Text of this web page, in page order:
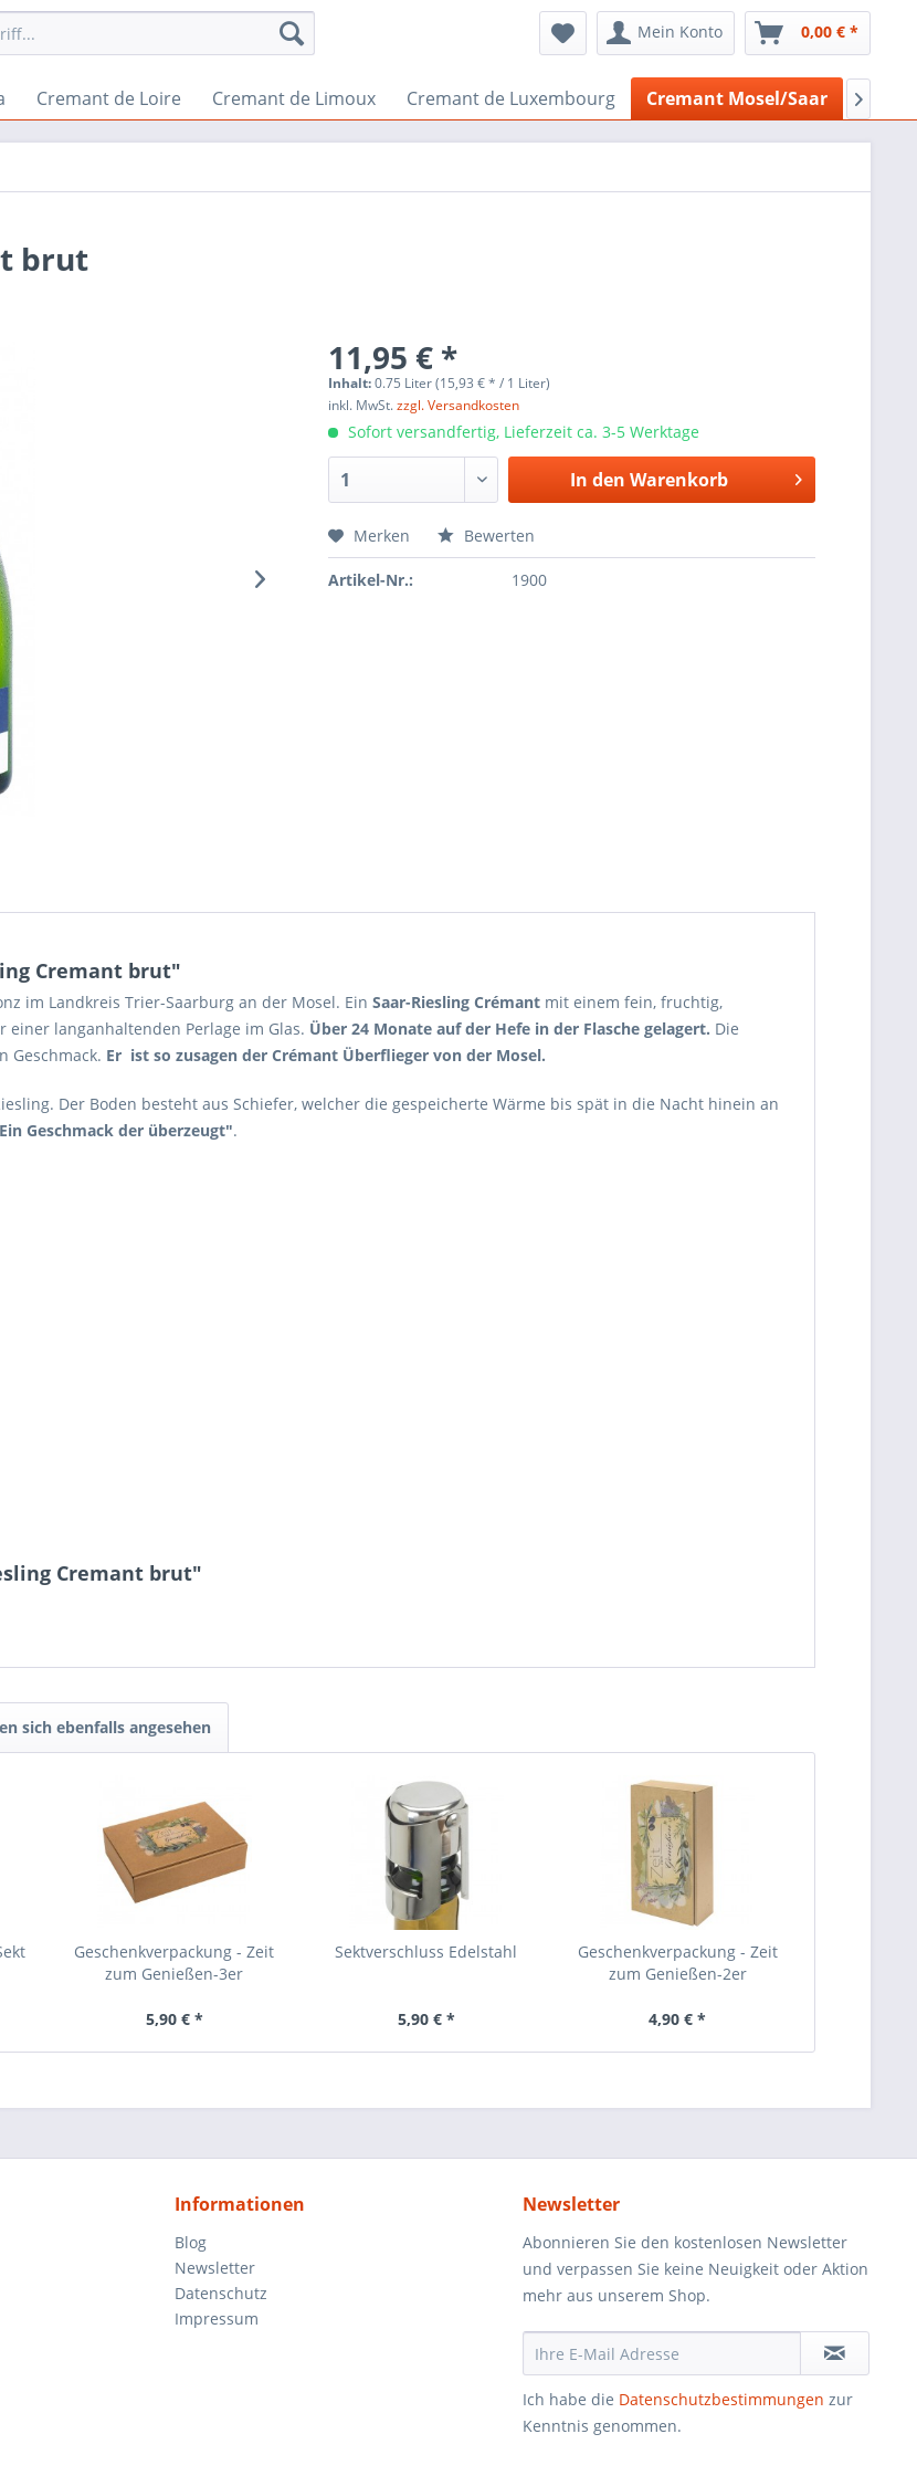
Mein Konto 0,00 € *
Cremant de Loire Cremant de Limoux Cremant de Luxembourg Cremant Mosel/Saar 
brut
11,95 € *
Inhalt:0.75 Liter (15,93 € * / 1 Liter)
inkl. MwSt.zzgl. Versandkosten
Sofort versandfertig, Lieferzeit ca. 3-5 Werktage
In den Warenkorb
Merken Bewerten
Artikel-Nr.: 1900
Cremant brut"
im Landkreis Trier-Saarburg an der Mosel. Ein Saar-Riesling Crémant mit einem fein, fruchtig,
einer langanhaltenden Perlage im Glas. Über 24 Monate auf der Hefe in der Flasche gelagert. Die
Geschmack. Er ist so zusagen der Crémant Überflieger von der Mosel.
Der Boden besteht aus Schiefer, welcher die gespeicherte Wärme bis spät in die Nacht hinein an
Geschmack der überzeugt".
Cremant brut"
sich ebenfalls angesehen
Geschenkverpackung - Zeit
zum Genießen-3er
5,90 € *
Sektverschluss Edelstahl
5,90 € *
Geschenkverpackung - Zeit
zum Genießen-2er
4,90 € *
Informationen
Blog
Newsletter
Datenschutz
Impressum
Newsletter
Abonnieren Sie den kostenlosen Newsletter
und verpassen Sie keine Neuigkeit oder Aktion
mehr aus unserem Shop.
Ich habe die Datenschutzbestimmungen zur
Kenntnis genommen.